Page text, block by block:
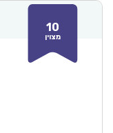
10
מצוין